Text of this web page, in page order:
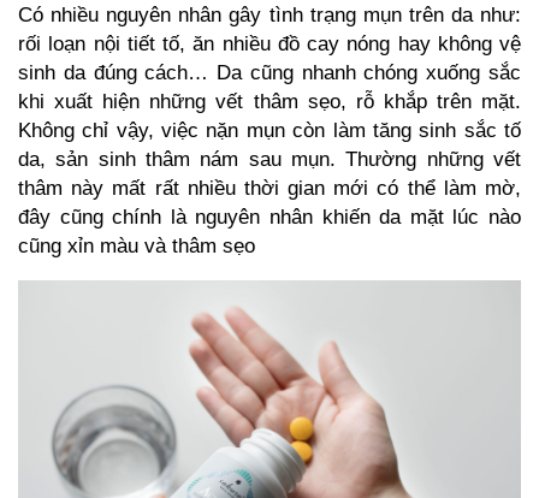
Có nhiều nguyên nhân gây tình trạng mụn trên da như:
rối loạn nội tiết tố, ăn nhiều đồ cay nóng hay không vệ
sinh da đúng cách… Da cũng nhanh chóng xuống sắc
khi xuất hiện những vết thâm sẹo, rỗ khắp trên mặt.
Không chỉ vậy, việc nặn mụn còn làm tăng sinh sắc tố
da, sản sinh thâm nám sau mụn. Thường những vết
thâm này mất rất nhiều thời gian mới có thể làm mờ,
đây cũng chính là nguyên nhân khiến da mặt lúc nào
cũng xỉn màu và thâm sẹo